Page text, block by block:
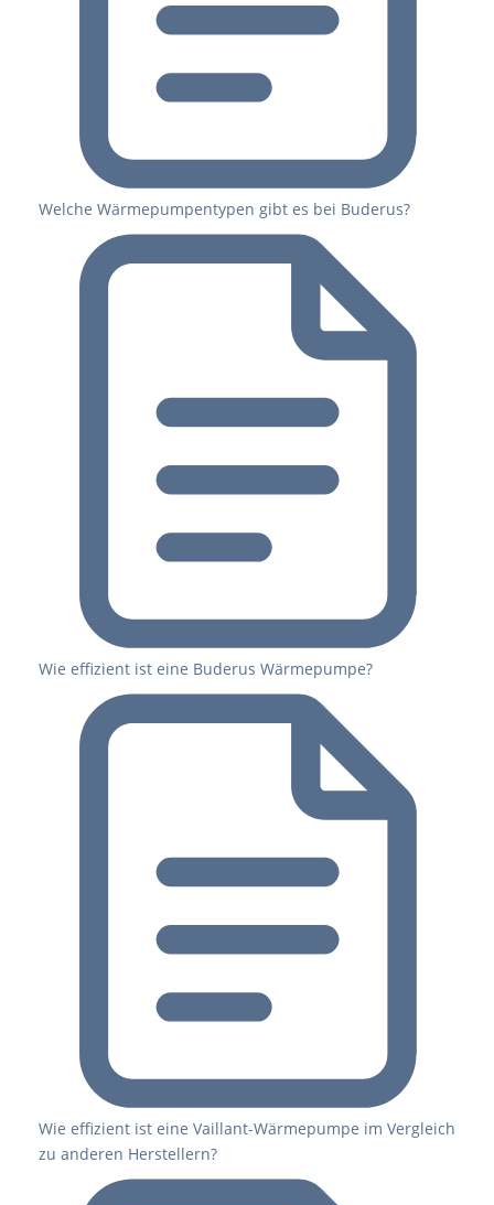
Welche Wärmepumpentypen gibt es bei Buderus?
Wie effizient ist eine Buderus Wärmepumpe?
Wie effizient ist eine Vaillant-Wärmepumpe im Vergleich
zu anderen Herstellern?